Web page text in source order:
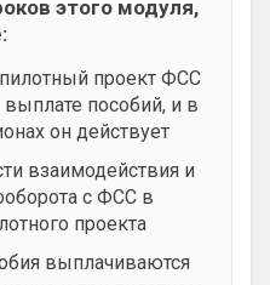
этого модуля,
проект ФСС
пособий, и в
он действует
взаимодействия и
с ФСС в
проекта
выплачиваются